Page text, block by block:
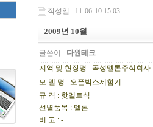
작성일 : 11-06-10 15:03
2009년 10월
글쓴이 : 다원테크
지역 및 현장명 : 곡성멜론주식회사
모 델 명 : 오픈박스제함기
규 격 : 핫멜트식
선별품목 : 멜론
비 고 : -